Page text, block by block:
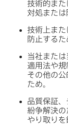
技術的また
対処または​
技術上また
防止する​た
当社また
適用法や​規
その​他の​
ため。
品質保証、​
紛争解決の​
やり取りを​